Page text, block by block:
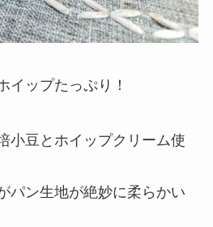
イップたっぷり！
小豆とホイップクリーム使
パン生地が絶妙に柔らかい